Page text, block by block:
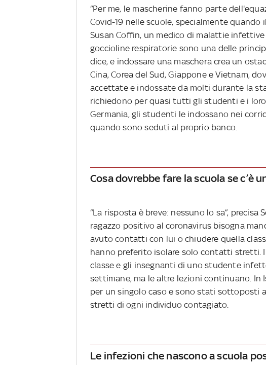
“Per me, le mascherine fanno parte
Covid-19 nelle scuole, specialmente
Susan Coffin, un medico di malattie
goccioline respiratorie sono una delle
dice, e indossare una maschera crea un
Cina, Corea del Sud, Giappone e Vietnam,
accettate e indossate da molti durante la
richiedono per quasi tutti gli studenti e i
Germania, gli studenti le indossano nei
quando sono seduti al proprio banco.
Cosa dovrebbe fare la scuola se c’è
“La risposta è breve: nessuno lo sa”, precisa
ragazzo positivo al coronavirus bisogna
avuto contatti con lui o chiudere quella
hanno preferito isolare solo contatti stretti.
classe e gli insegnanti di uno studente
settimane, ma le altre lezioni continuano. In
per un singolo caso e sono stati sottoposti
stretti di ogni individuo contagiato.
Le infezioni che nascono a scuola